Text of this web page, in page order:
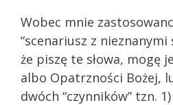
Wobec mnie
“scenariusz z
że piszę te słowa, mogę
albo Opatrzności Bożej,
dwóch “czynników” tzn.